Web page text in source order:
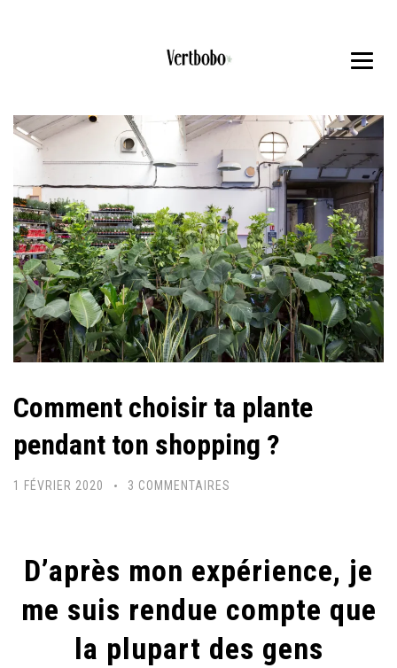
Comment choisir ta plante
pendant ton shopping ?
1 FÉVRIER 2020 3 COMMENTAIRES
TA
PLANTE
PENDANT
SHOPPING
D’après mon expérience, je
me suis rendue compte que
la plupart des gens